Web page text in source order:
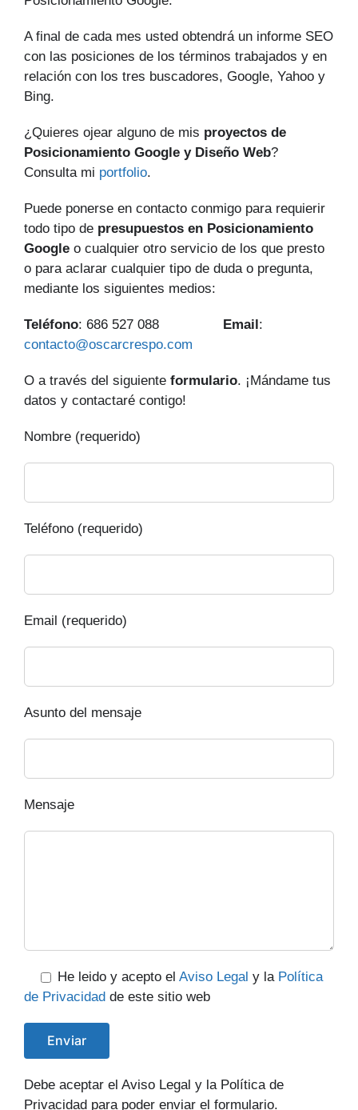
A final de cada mes usted obtendrá un informe SEO
con las posiciones de los términos trabajados y en
relación con los tres buscadores, Google, Yahoo y
Bing.
¿Quieres ojear alguno de mis proyectos de
Posicionamiento Google y Diseño Web?
Consulta mi portfolio.
Puede ponerse en contacto conmigo para requierir
todo tipo de presupuestos en Posicionamiento
Google o cualquier otro servicio de los que presto
o para aclarar cualquier tipo de duda o pregunta,
mediante los siguientes medios:
Teléfono: 686 527 088 Email :
contacto@oscarcrespo.com
O a través del siguiente formulario. ¡Mándame tus
datos y contactaré contigo!
Nombre (requerido)
Teléfono (requerido)
Email (requerido)
Asunto del mensaje
Mensaje
He leido y acepto el Aviso Legal y la Política
de Privacidad de este sitio web
Debe aceptar el Aviso Legal y la Política de
Privacidad para poder enviar el formulario.